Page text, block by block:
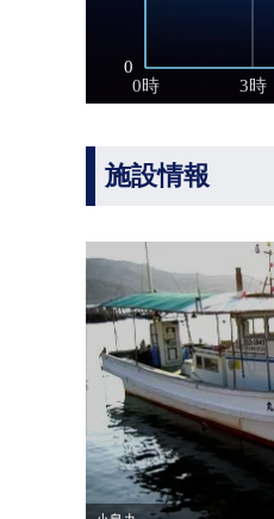
施設情報